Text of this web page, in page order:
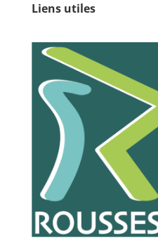
Liens utiles